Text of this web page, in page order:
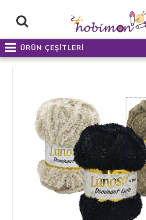
ÜRÜN ÇEŞİTLERİ